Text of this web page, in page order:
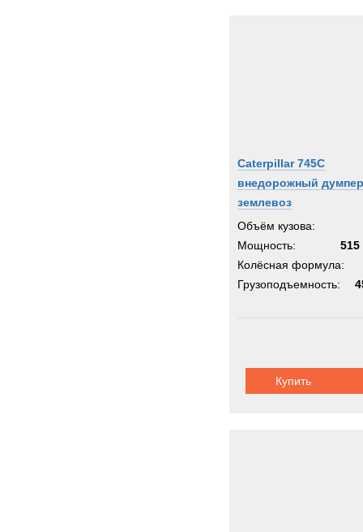
Caterpillar 745C
внедорожный
землевоз
Объём кузова:
Мощность:
515
Колёсная формула:
Грузоподъемность:
Купить